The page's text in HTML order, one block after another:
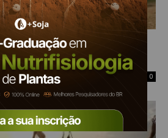
produtores do Paraná
de 2020 0